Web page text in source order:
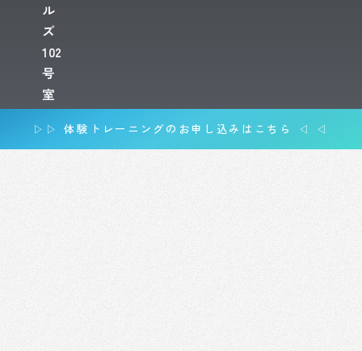
ル
ズ
102
号
室
▷▷ 体験トレーニングのお申し込みはこちら ◁ ◁